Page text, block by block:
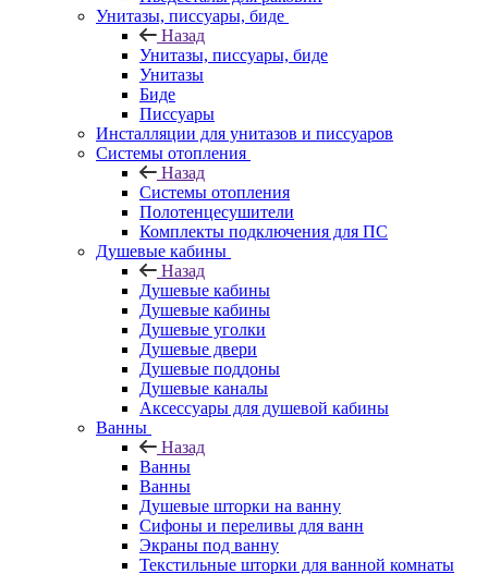
Унитазы, писсуары, биде
Назад
Унитазы, писсуары, биде
Унитазы
Биде
Писсуары
Инсталляции для унитазов и писсуаров
Системы отопления
Назад
Системы отопления
Полотенцесушители
Комплекты подключения для ПС
Душевые кабины
Назад
Душевые кабины
Душевые кабины
Душевые уголки
Душевые двери
Душевые поддоны
Душевые каналы
Аксессуары для душевой кабины
Ванны
Назад
Ванны
Ванны
Душевые шторки на ванну
Сифоны и переливы для ванн
Экраны под ванну
Текстильные шторки для ванной комнаты